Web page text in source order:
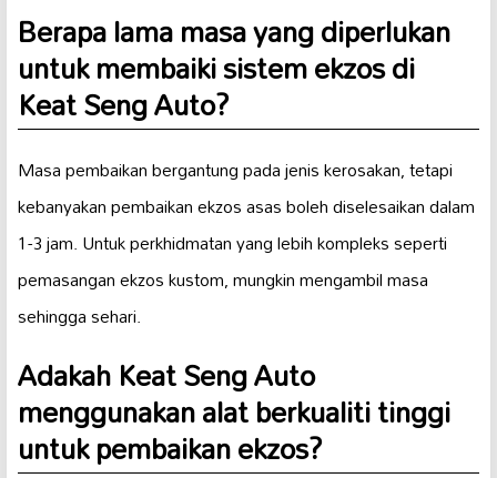
Berapa lama masa yang diperlukan
untuk membaiki sistem ekzos di
Keat Seng Auto?
Masa pembaikan bergantung pada jenis kerosakan, tetapi
kebanyakan pembaikan ekzos asas boleh diselesaikan dalam
1-3 jam. Untuk perkhidmatan yang lebih kompleks seperti
pemasangan ekzos kustom, mungkin mengambil masa
sehingga sehari.
Adakah Keat Seng Auto
menggunakan alat berkualiti tinggi
untuk pembaikan ekzos?